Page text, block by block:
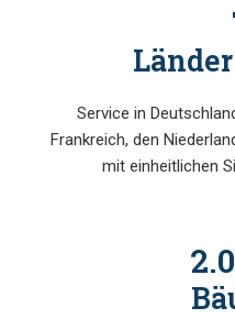
Service in
Frankreich, den
mit einheitlichen